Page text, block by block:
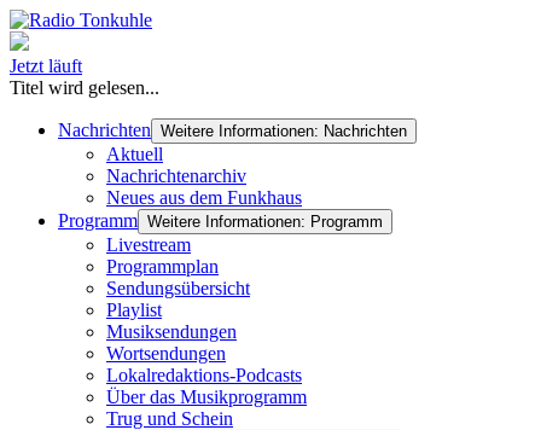
Jetzt läuft
Titel wird gelesen...
Nachrichten Weitere Informationen: Nachrichten
Aktuell
Nachrichtenarchiv
Neues aus dem Funkhaus
Programm Weitere Informationen: Programm
Livestream
Programmplan
Sendungsübersicht
Playlist
Musiksendungen
Wortsendungen
Lokalredaktions-Podcasts
Über das Musikprogramm
Trug und Schein